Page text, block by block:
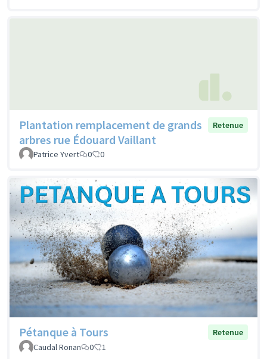
Plantation remplacement de grands
arbres rue Édouard Vaillant
Retenue
Patrice Yvert 0 0
Pétanque à Tours
Retenue
Caudal Ronan
0 1